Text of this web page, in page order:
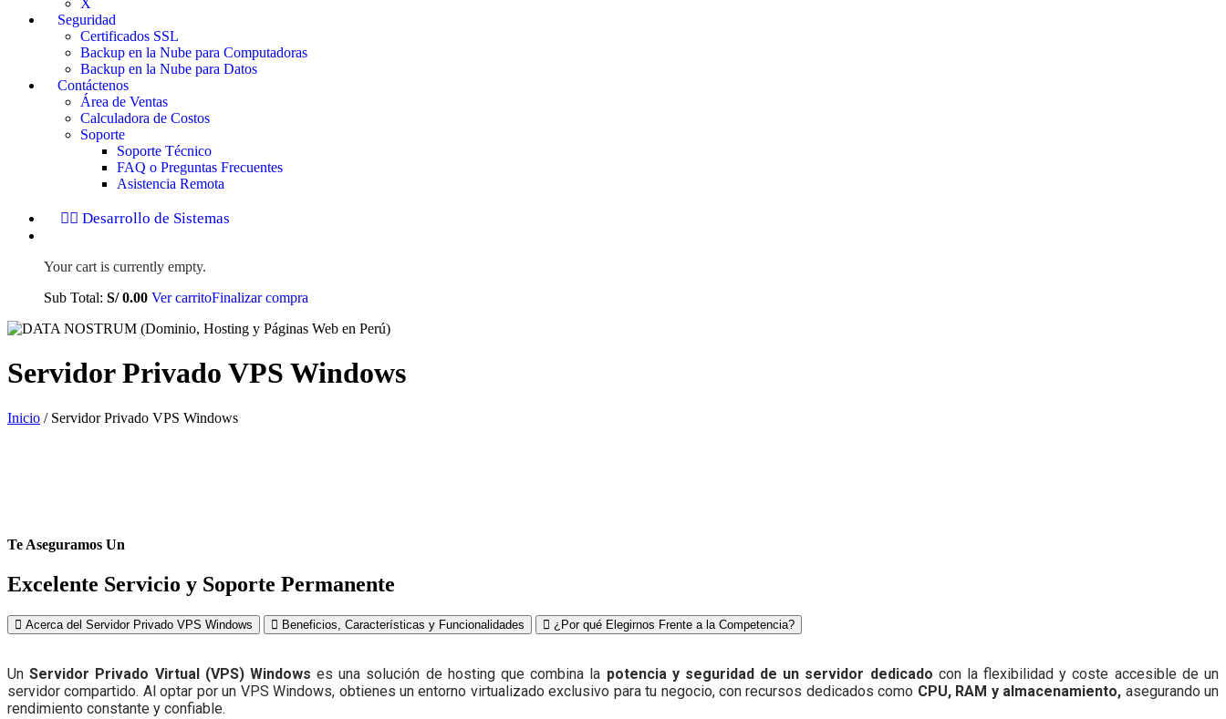
X
Seguridad
Certificados SSL
Backup en la Nube para Computadoras
Backup en la Nube para Datos
Contáctenos
Área de Ventas
Calculadora de Costos
Soporte
Soporte Técnico
FAQ o Preguntas Frecuentes
Asistencia Remota
👉🏻 Desarrollo de Sistemas
Your cart is currently empty.
Sub Total: S/0.00 Ver carritoFinalizar compra
Servidor Privado VPS Windows
Inicio / Servidor Privado VPS Windows
Te Aseguramos Un
Excelente Servicio y Soporte Permanente
Acerca del Servidor Privado VPS Windows Beneficios, Características y Funcionalidades ¿Por qué Elegirnos Frente a la Competencia?
UnServidor Privado Virtual (VPS) Windows es una solución de hosting que combina la potencia y seguridad de un servidor dedicado con la flexibilidad y coste accesible de un
servidor compartido. Al optar por un VPS Windows, obtienes un entorno virtualizado exclusivo para tu negocio, con recursos dedicados como CPU, RAM y almacenamiento, asegurando un
rendimiento constante y confiable.